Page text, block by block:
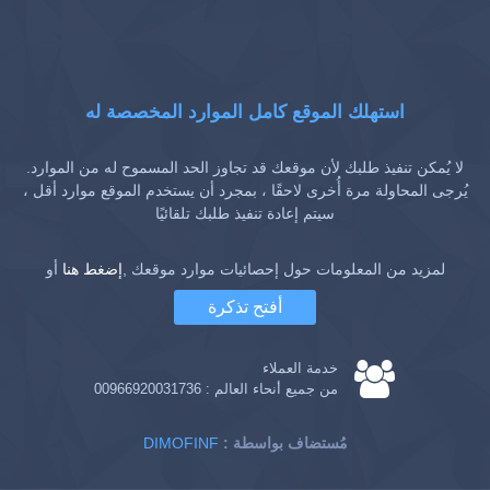
استهلك الموقع كامل الموارد المخصصة له
لا يُمكن تنفيذ طلبك لأن موقعك قد تجاوز الحد المسموح له من الموارد.
يُرجى المحاولة مرة أُخرى لاحقًا ، بمجرد أن يستخدم الموقع موارد أقل ،
سيتم إعادة تنفيذ طلبك تلقائيًا
لمزيد من المعلومات حول إحصائيات موارد موقعك ,إضغط هنا أو
أفتح تذكرة
خدمة العملاء
من جميع أنحاء العالم : 00966920031736
DIMOFINF : مُستضاف بواسطة